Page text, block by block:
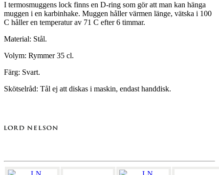
I termosmuggens lock finns en D-ring som gör att man kan hänga
muggen i en karbinhake. Muggen håller värmen länge, vätska i 100
C håller en temperatur av 71 C efter 6 timmar.
Material: Stål.
Volym: Rymmer 35 cl.
Färg: Svart.
Skötselråd: Tål ej att diskas i maskin, endast handdisk.